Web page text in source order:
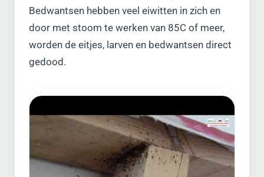
Bedwantsen hebben veel eiwitten in zich en
door met stoom te werken van 85C of meer,
worden de eitjes, larven en bedwantsen direct
gedood.